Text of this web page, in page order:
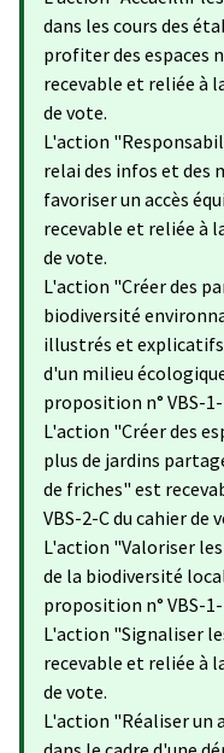
dans les cours des
profiter des espaces
recevable et reliée à
de vote.
L'action
relai des infos et des
favoriser un accès
recevable et reliée à
de vote.
L'action "Créer des
biodiversité
illustrés et explicatifs
d'un milieu
proposition n° VBS-
L'action "Créer des
plus de jardins
de friches" est
VBS-2-C du cahier de
L'action "Valoriser
de la biodiversité
proposition n° VBS-
L'action "Signaliser
recevable et reliée à
de vote.
L'action "Réaliser un